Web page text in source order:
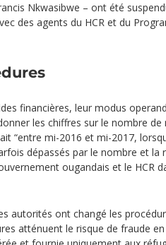
Nkwasibwe – ont été
des agents du HCR et du
financières, leur modus
les chiffres sur le nombre de
“entre mi-2016 et mi-2017,
dépassés par le nombre et la
ougandais et le HCR
autorités ont changé les
atténuent le risque de fraude